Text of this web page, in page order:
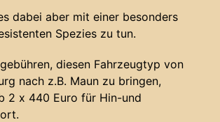
dabei aber mit einer besonders
Spezies zu tun.
diesen Fahrzeugtyp von
nach z.B. Maun zu bringen,
2 x 440 Euro für Hin-und